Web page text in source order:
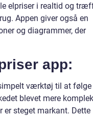
elpriser i realtid og
Appen giver også en
og diagrammer, der
app:
værktøj til at følge
blevet mere
er steget markant.